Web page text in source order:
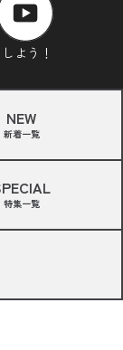
よう！
NEW
新着一覧
特集一覧